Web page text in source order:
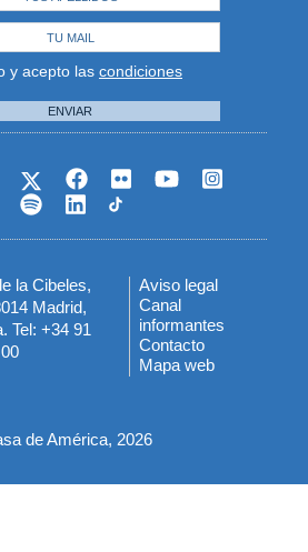
y acepto las condiciones
ENVIAR
la Cibeles,
Madrid,
Tel: +34 91
Menú
del
pie
Aviso legal
Canal
informantes
Contacto
Mapa web
de América, 2026